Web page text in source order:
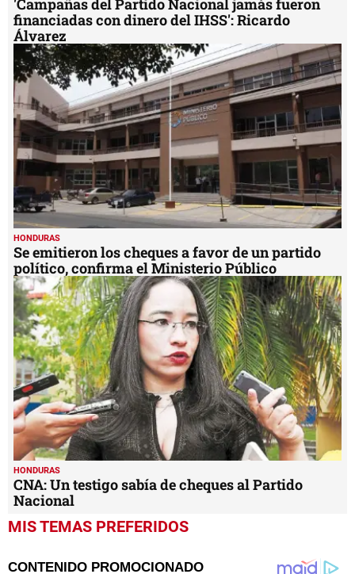
'Campañas del Partido Nacional jamás fueron
financiadas con dinero del IHSS': Ricardo
Álvarez
HONDURAS
Se emitieron los cheques a favor de un partido
político, confirma el Ministerio Público
HONDURAS
CNA: Un testigo sabía de cheques al Partido
Nacional
MIS TEMAS PREFERIDOS